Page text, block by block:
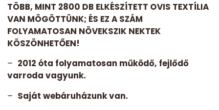
TÖBB, MINT 2800 DB ELKÉSZÍTETT OVIS TEXTÍLIA
VAN MÖGÖTTÜNK; ÉS EZ A SZÁM
FOLYAMATOSAN NÖVEKSZIK NEKTEK
KÖSZÖNHETŐEN!
– 2012 óta folyamatosan működő, fejlődő
varroda vagyunk.
– Saját webáruházunk van.